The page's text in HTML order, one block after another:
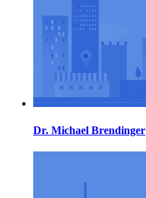
Dr. Michael Brendinger